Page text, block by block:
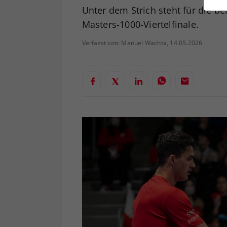
Unter dem Strich steht für die
Masters-1000-Viertelfinale.
Verfasst von: Manuel Wachta, 14.05.2026